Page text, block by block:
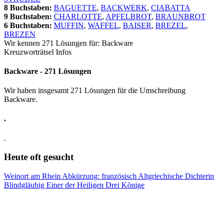
8 Buchstaben: BAGUETTE, BACKWERK, CIABATTA
9 Buchstaben: CHARLOTTE, APFELBROT, BRAUNBROT
6 Buchstaben: MUFFIN, WAFFEL, BAISER, BREZEL,
BREZEN
Wir kennen 271 Lösungen für: Backware
Kreuzworträtsel Infos
Backware - 271 Lösungen
Wir haben insgesamt 271 Lösungen für die Umschreibung
Backware.
.
.
Heute oft gesucht
Weinort am Rhein Abkürzung: französisch Altgriechische Dichterin
Blindgläubig Einer der Heiligen Drei Könige